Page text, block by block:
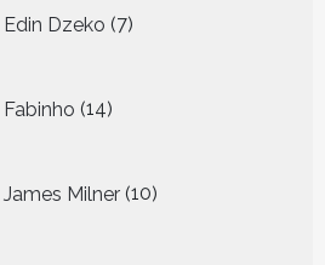
Edin Dzeko 7
producten
Fabinho 14
producten
James Milner 10
producten